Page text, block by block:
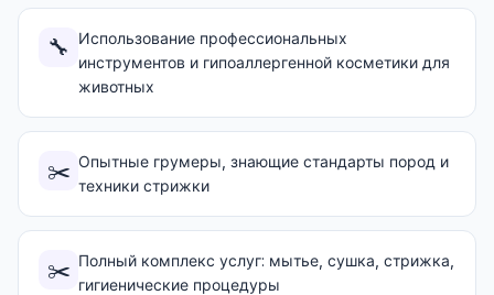
🔧
Использование профессиональных
инструментов и гипоаллергенной косметики для
животных
✂️ Опытные грумеры, знающие стандарты пород и
техники стрижки
✂️ Полный комплекс услуг: мытье, сушка, стрижка,
гигиенические процедуры